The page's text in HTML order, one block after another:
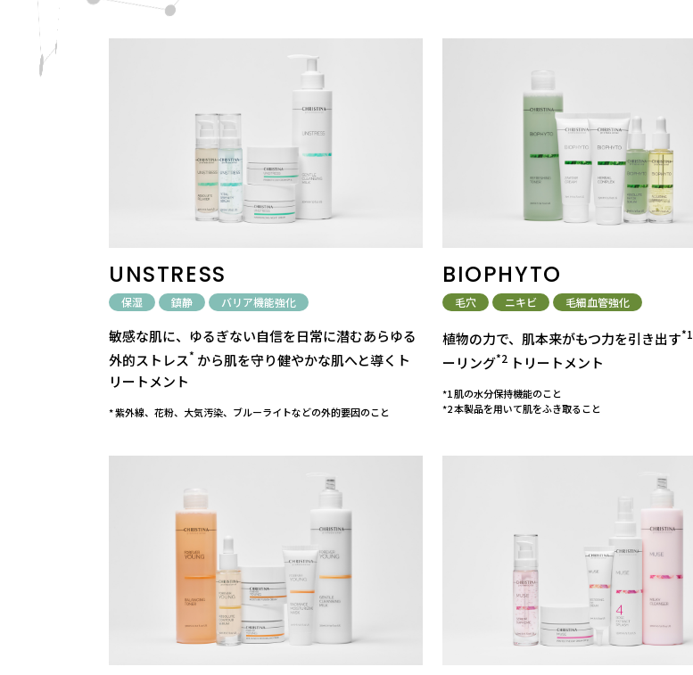
UNSTRESS
保湿 鎮静 バリア機能強化
敏感な肌に、ゆるぎない自信を日常に潜むあらゆる
外的ストレス* から肌を守り健やかな肌へと導くト
リートメント
* 紫外線、花粉、大気汚染、ブルーライトなどの外的要因のこと
BIOPHYTO
毛穴 ニキビ 毛細血管強化
植物の力で、肌本来がもつ力を引き出す*1
ーリング*2 トリートメント
*1 肌の水分保持機能のこと
*2 本製品を用いて肌をふき取ること